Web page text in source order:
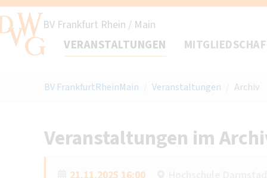
BV Frankfurt Rhein / Main
VERANSTALTUNGEN
BV FrankfurtRheinMain Veranstaltungen Archiv
Veranstaltungen im